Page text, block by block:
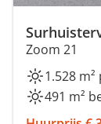
Zoom 21
1.528
491 m²